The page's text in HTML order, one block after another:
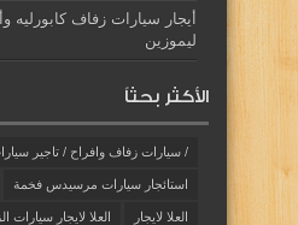
أيجار سيارات زفاف كابورليه
ليموزين
الأكثر بحثاً
/ سيارات زفاف وافراح / تاجير
استائجار سيارات مرسيدس فخمة
العلا لايجار العلا لايجار سيارات